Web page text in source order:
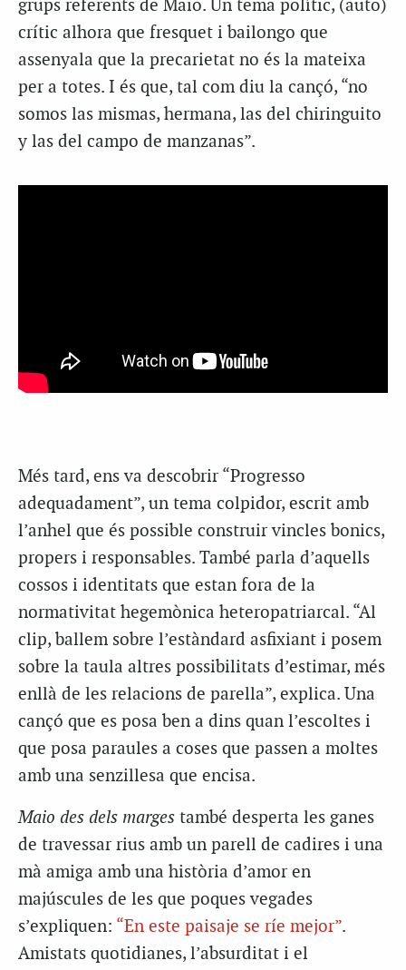
grups referents de Maio. Un tema polític, (auto)
crític alhora que fresquet i bailongo que
assenyala que la precarietat no és la mateixa
per a totes. I és que, tal com diu la cançó, “no
somos las mismas, hermana, las del chiringuito
y las del campo de manzanas”.
Més tard, ens va descobrir “Progresso
adequadament”, un tema colpidor, escrit amb
l’anhel que és possible construir vincles bonics,
propers i responsables. També parla d’aquells
cossos i identitats que estan fora de la
normativitat hegemònica heteropatriarcal. “Al
clip, ballem sobre l’estàndard asfixiant i posem
sobre la taula altres possibilitats d’estimar, més
enllà de les relacions de parella”, explica. Una
cançó que es posa ben a dins quan l’escoltes i
que posa paraules a coses que passen a moltes
amb una senzillesa que encisa.
Maio des dels marges també desperta les ganes
de travessar rius amb un parell de cadires i una
mà amiga amb una història d’amor en
majúscules de les que poques vegades
s’expliquen: “En este paisaje se ríe mejor”.
Amistats quotidianes, l’absurditat i el